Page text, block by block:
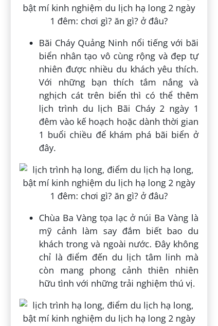
Bãi Cháy Quảng Ninh nổi tiếng với bãi
biển nhân tạo vô cùng rộng và đẹp tự
nhiên được nhiều du khách yêu thích.
Với những bạn thích tắm nắng và
nghịch cát trên biển thì có thể thêm
lịch trình du lịch Bãi Cháy 2 ngày 1
đêm vào kế hoạch hoặc dành thời gian
1 buổi chiều để khám phá bãi biển ở
đây.
Chùa Ba Vàng tọa lạc ở núi Ba Vàng là
mỹ cảnh làm say đắm biết bao du
khách trong và ngoài nước. Đây không
chỉ là điểm đến du lịch tâm linh mà
còn mang phong cảnh thiên nhiên
hữu tình với những trải nghiệm thú vị.